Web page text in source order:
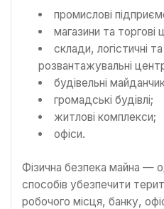
промислові
магазини та торгові
склади, логістичні
розвантажувальні
будівельні
громадські будівлі;
житлові комплекси;
офіси.
Фізична безпека майна —
способів убезпечити
робочого місця, банку,